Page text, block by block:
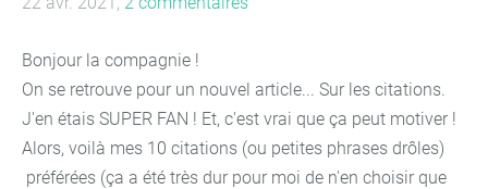
Bonjour la compagnie !
On se retrouve pour un nouvel article... Sur les citations.
J'en étais SUPER FAN ! Et, c'est vrai que ça peut motiver !
Alors, voilà mes 10 citations (ou petites phrases drôles)
préférées (ça a été très dur pour moi de n'en choisir que